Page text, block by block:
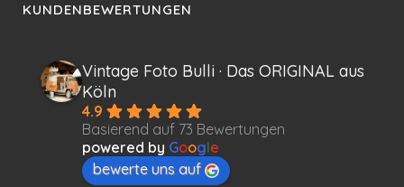
KUNDENBEWERTUNGEN
Vintage Foto Bulli · Das ORIGINAL aus
Köln
4.9
Basierend auf 73 Bewertungen
powered by Google
bewerte uns auf